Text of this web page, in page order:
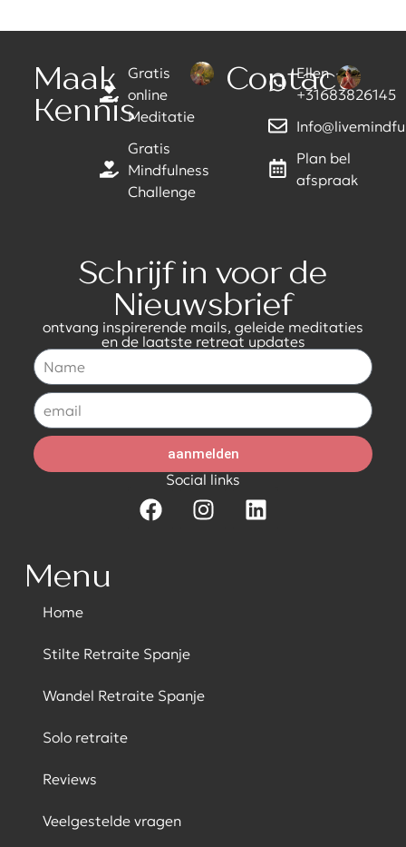
Menu
Home
Stilte Retraite Spanje
Wandel Retraite Spanje
Solo retraite
Reviews
Veelgestelde vragen
Schrijf in voor de
Nieuwsbrief
ontvang inspirerende mails, geleide meditaties
en de laatste retreat updates
aanmelden
Social links
Maak
Kennis
Gratis
online
Meditatie
Gratis
Mindfulness
Challenge
Contact
Ellen
+31683826145
Plan bel
afspraak